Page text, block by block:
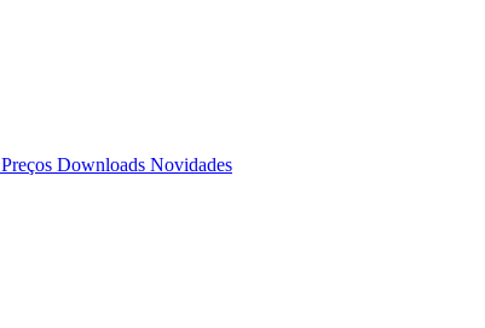
Preços Downloads Novidades